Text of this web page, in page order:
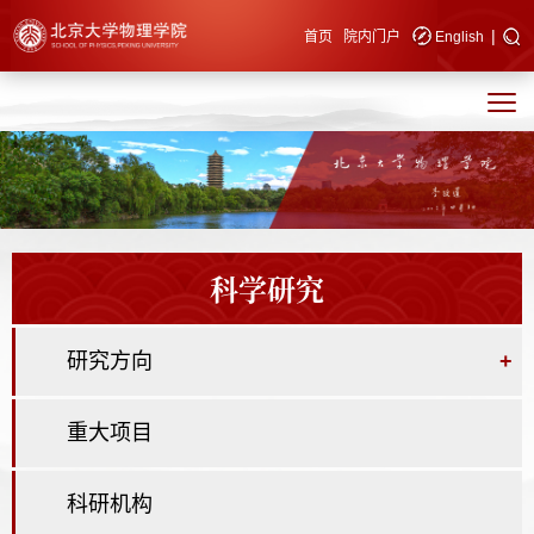
快速导航 首页 院内门户 English |
科学研究
研究方向 +
重大项目
科研机构